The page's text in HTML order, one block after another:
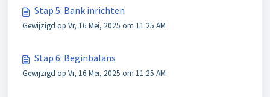
Stap 5: Bank inrichten
Gewijzigd op Vr, 16 Mei, 2025 om 11:25 AM
Stap 6: Beginbalans
Gewijzigd op Vr, 16 Mei, 2025 om 11:25 AM